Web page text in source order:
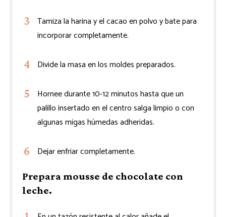
Tamiza la harina y el cacao en polvo y bate para
incorporar completamente.
Divide la masa en los moldes preparados.
Hornee durante 10-12 minutos hasta que un
palillo insertado en el centro salga limpio o con
algunas migas húmedas adheridas.
Dejar enfriar completamente.
Prepara mousse de chocolate con
leche.